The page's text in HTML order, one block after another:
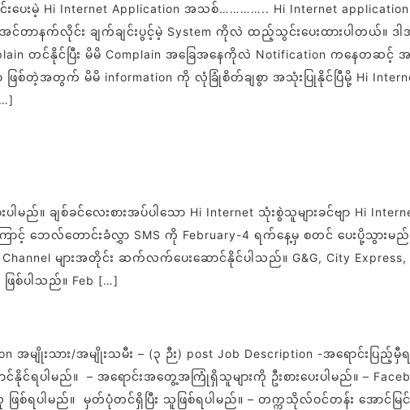
းမဲ့ Hi Internet Application အသစ်………….. Hi Internet application
တာနက်လိုင်း ချက်ချင်းပွင့်မဲ့ System ကိုလဲ ထည့်သွင်းပေးထားပါတယ်။
တင်နိုင်ပြီး မိမိ Complain အခြေအနေကိုလဲ Notification ကနေတဆင့် အသိ
ဖြစ်တဲ့အတွက် မိမိ information ကို လုံခြုံစိတ်ချစွာ အသုံးပြုနိုင်ပြီမို့ Hi
မည်။ ချစ်ခင်လေးစားအပ်ပါသော Hi Internet သုံးစွဲသူများခင်ဗျာ Hi
င့် ဘေလ်တောင်းခံလွှာ SMS ကို February-4 ရက်နေ့မှ စတင် ပေးပို့သွားမည်ဖ
များအတိုင်း ဆက်လက်ပေးဆောင်နိုင်ပါသည်။ G&G, City
ဖြစ်ပါသည်။ Feb […]
အမျိုးသား/အမျိုးသမီး – (၃ ဉီး) post Job Description -အရောင်
နိုင်ရပါမည်။ – အရောင်းအတွေ့အကြုံရှိသူများကို ဦးစားပေးပါမည်။ –
ြစ်ရပါမည်။ မှတ်ပုံတင်ရှိပြီး သူဖြစ်ရပါမည်။ – တက္ကသိုလ်ဝင်တန်း အောင်မြင်ပြီ